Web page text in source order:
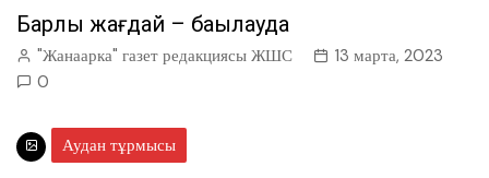
Барлық жағдай – бақылауда
"Жанаарка" газет редакциясы ЖШС
13 марта, 2023
0
Аудан тұрмысы